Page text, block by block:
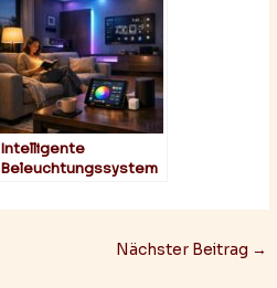
Intelligente
Beleuchtungssystem
Nächster Beitrag →